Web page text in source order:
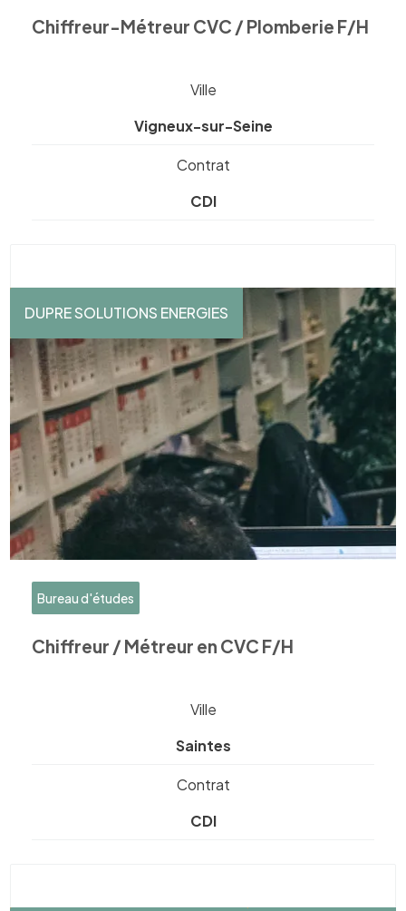
Chiffreur-Métreur CVC / Plomberie F/H
Ville
Vigneux-sur-Seine
Contrat
CDI
DUPRE SOLUTIONS ENERGIES
Bureau d'études
Chiffreur / Métreur en CVC F/H
Ville
Saintes
Contrat
CDI